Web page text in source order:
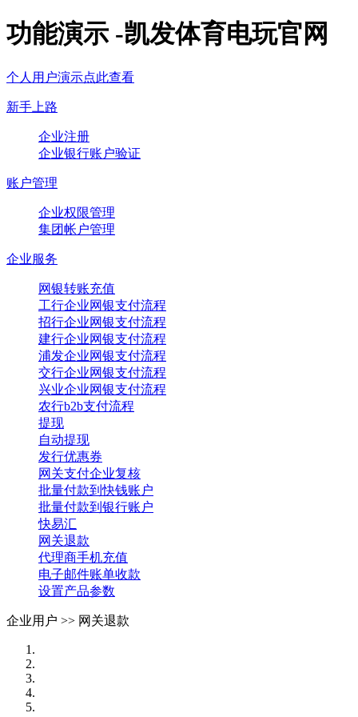
功能演示 -凯发体育电玩官网
个人用户演示点此查看
新手上路
企业注册
企业银行账户验证
账户管理
企业权限管理
集团帐户管理
企业服务
网银转账充值
工行企业网银支付流程
招行企业网银支付流程
建行企业网银支付流程
浦发企业网银支付流程
交行企业网银支付流程
兴业企业网银支付流程
农行b2b支付流程
提现
自动提现
发行优惠券
网关支付企业复核
批量付款到快钱账户
批量付款到银行账户
快易汇
网关退款
代理商手机充值
电子邮件账单收款
设置产品参数
企业用户 >> 网关退款